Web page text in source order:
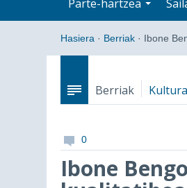
Parte-hartzea
Hasiera · Berriak · Ibone
Berriak
0
Ibone